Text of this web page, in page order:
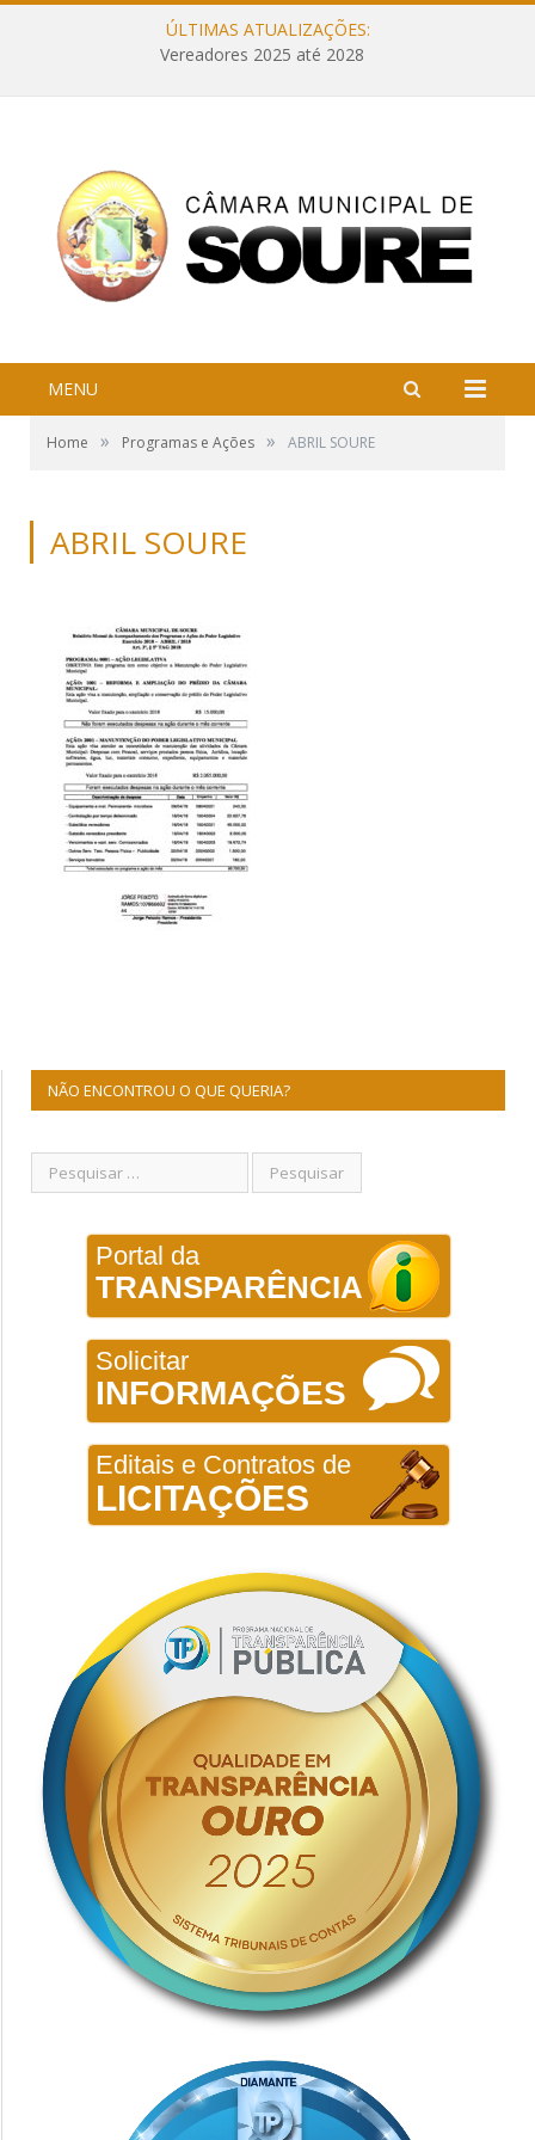
ÚLTIMAS ATUALIZAÇÕES:
Vereadores 2025 até 2028
MENU
Home » Programas e Ações » ABRIL SOURE
ABRIL SOURE
NÃO ENCONTROU O QUE QUERIA?
Portal da
TRANSPARÊNCIA
Solicitar
INFORMAÇÕES
Editais e Contratos de
LICITAÇÕES